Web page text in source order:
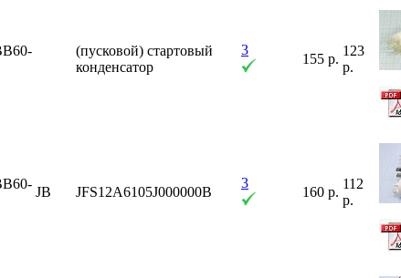
(пусковой) стартовый
конденсатор
3
155 р.
123
р.
JB JFS12A6105J000000B
3
160 р.
112
р.